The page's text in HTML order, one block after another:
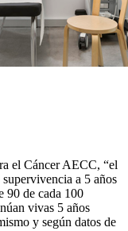
el Cáncer AECC, “el
supervivencia a 5 años
90 de cada 100
vivas 5 años
y según datos de